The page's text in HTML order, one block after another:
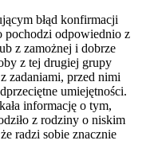
błąd konfirmacji
pochodzi odpowiednio z
z zamożnej i dobrze
z tej drugiej grupy
zadaniami, przed nimi
umiejętności.
informację o tym,
z rodziny o niskim
radzi sobie znacznie